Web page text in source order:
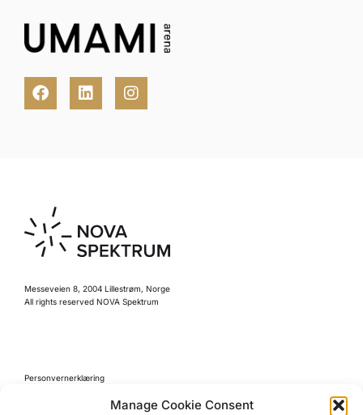
Manage Cookie Consent
Messeveien 8, 2004 Lillestrøm, Norge
All rights reserved NOVA Spektrum
Personvernerklæring